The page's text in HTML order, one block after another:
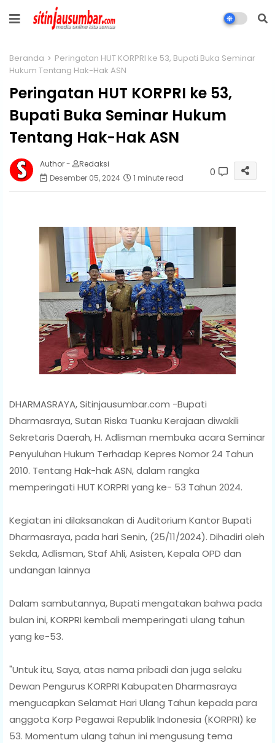
Beranda
Peringatan HUT KORPRI ke 53, Bupati Buka Seminar
Hukum Tentang Hak-Hak ASN
Peringatan HUT KORPRI ke 53,
Bupati Buka Seminar Hukum
Tentang Hak-Hak ASN
Author -
Redaksi
Desember 05, 2024
1 minute read 0
DHARMASRAYA, Sitinjausumbar.com -Bupati
Dharmasraya, Sutan Riska Tuanku Kerajaan diwakili
Sekretaris Daerah, H. Adlisman membuka acara Seminar
Penyuluhan Hukum Terhadap Kepres Nomor 24 Tahun
2010. Tentang Hak-hak ASN, dalam rangka
memperingati HUT KORPRI yang ke- 53 Tahun 2024.
Kegiatan ini dilaksanakan di Auditorium Kantor Bupati
Dharmasraya, pada hari Senin, (25/11/2024). Dihadiri oleh
Sekda, Adlisman, Staf Ahli, Asisten, Kepala OPD dan
undangan lainnya
Dalam sambutannya, Bupati mengatakan bahwa pada
bulan ini, KORPRI kembali memperingati ulang tahun
yang ke-53.
"Untuk itu, Saya, atas nama pribadi dan juga selaku
Dewan Pengurus KORPRI Kabupaten Dharmasraya
mengucapkan Selamat Hari Ulang Tahun kepada para
anggota Korp Pegawai Republik Indonesia (KORPRI) ke
53. Momentum ulang tahun ini mengusung tema